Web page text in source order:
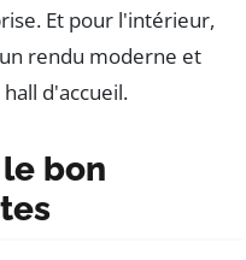
Et pour l'intérieur,
rendu moderne et
d'accueil.
bon